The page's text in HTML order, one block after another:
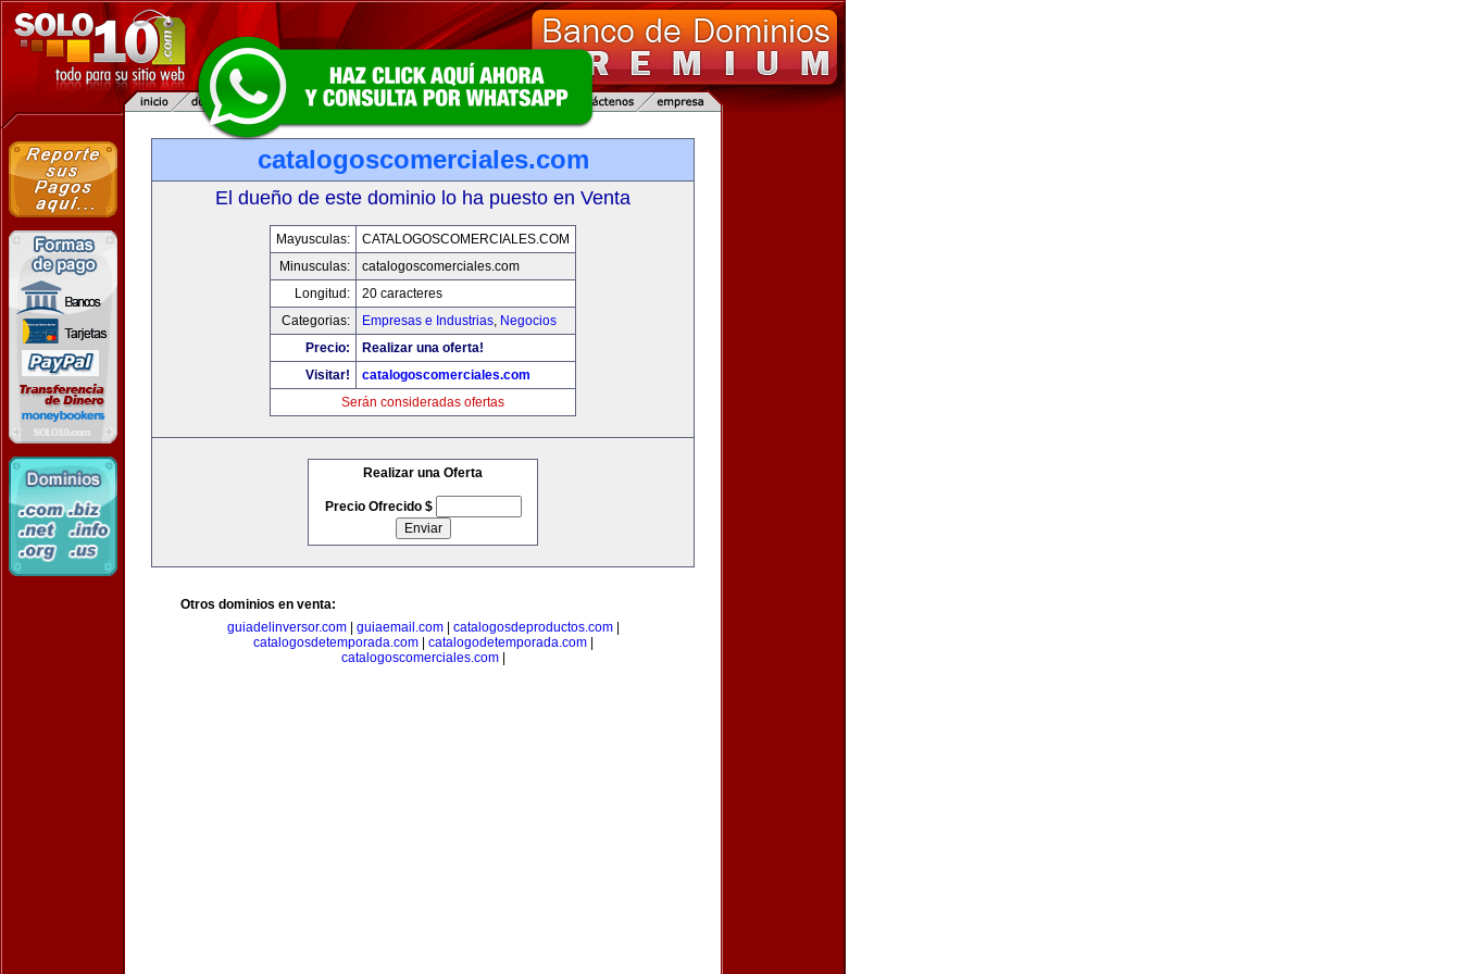
catalogoscomerciales.com
El dueño de este dominio lo ha puesto en Venta
Mayusculas:
CATALOGOSCOMERCIALES.COM
Minusculas:
catalogoscomerciales.com
Longitud:
20 caracteres
Categorias:
Empresas e Industrias, Negocios
Precio:
Realizar una oferta!
Visitar!
catalogoscomerciales.com
Serán consideradas ofertas
Realizar una Oferta
Precio Ofrecido $
Otros dominios en venta:
guiadelinversor.com| guiaemail.com| catalogosdeproductos.com|
catalogosdetemporada.com| catalogodetemporada.com|
catalogoscomerciales.com|